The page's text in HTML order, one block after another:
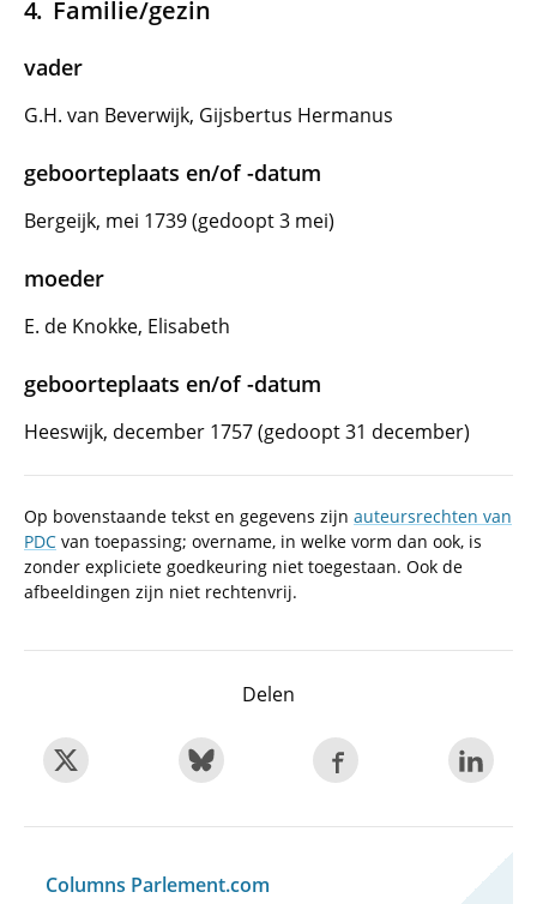
Familie/gezin
vader
G.H. van Beverwijk, Gijsbertus Hermanus
geboorteplaats en/of -datum
Bergeijk, mei 1739 (gedoopt 3 mei)
moeder
E. de Knokke, Elisabeth
geboorteplaats en/of -datum
Heeswijk, december 1757 (gedoopt 31 december)
Op bovenstaande tekst en gegevens zijn auteursrechten van
PDC van toepassing; overname, in welke vorm dan ook, is
zonder expliciete goedkeuring niet toegestaan. Ook de
afbeeldingen zijn niet rechtenvrij.
Delen
Columns Parlement.com